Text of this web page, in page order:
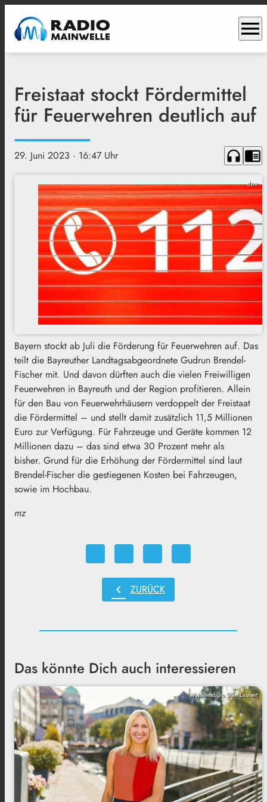
menu
Freistaat stockt Fördermittel
für Feuerwehren deutlich auf
29. Juni 2023 · 16:47 Uhr headphones chrome_reader_mode
dpa
Bayern stockt ab Juli die Förderung für Feuerwehren auf. Das
teilt die Bayreuther Landtagsabgeordnete Gudrun Brendel-
Fischer mit. Und davon dürften auch die vielen Freiwilligen
Feuerwehren in Bayreuth und der Region profitieren. Allein
für den Bau von Feuerwehrhäusern verdoppelt der Freistaat
die Fördermittel – und stellt damit zusätzlich 11,5 Millionen
Euro zur Verfügung. Für Fahrzeuge und Geräte kommen 12
Millionen dazu – das sind etwa 30 Prozent mehr als
bisher. Grund für die Erhöhung der Fördermittel sind laut
Brendel-Fischer die gestiegenen Kosten bei Fahrzeugen,
sowie im Hochbau.
mz
chevron_left ZURÜCK
Das könnte Dich auch interessieren
Wahlkreisbüro Silke Launert